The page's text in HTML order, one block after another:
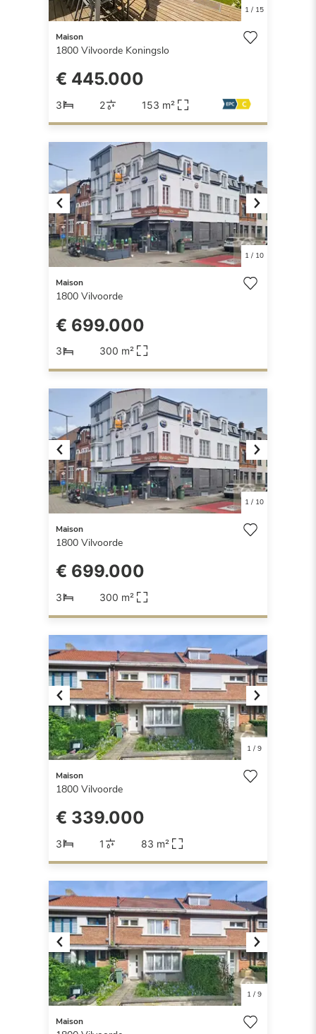
1/ 15
Maison
1800 Vilvoorde Koningslo
€ 445.000
3 2 153 m²
Previous Next
1/ 10
Maison
1800 Vilvoorde
€ 699.000
3 300 m²
Previous Next
1/ 10
Maison
1800 Vilvoorde
€ 699.000
3 300 m²
Previous Next
1/ 9
Maison
1800 Vilvoorde
€ 339.000
3 1 83 m²
Previous Next
1/ 9
Maison